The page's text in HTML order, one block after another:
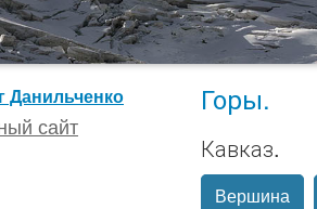
Данильченко
сайт
Горы.
Кавказ.
Вершина